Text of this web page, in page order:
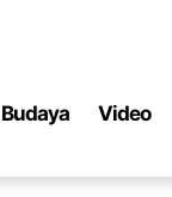
Budaya Video